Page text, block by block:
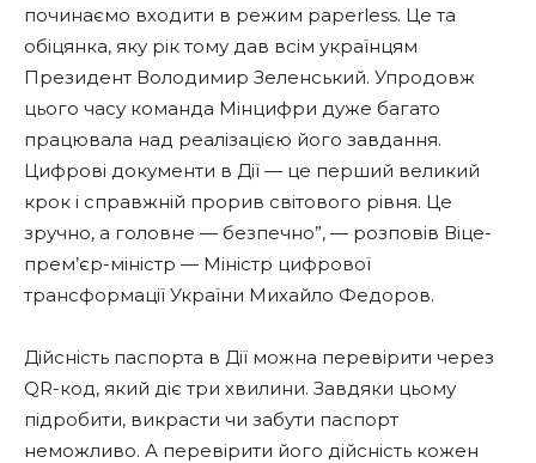
починаємо входити в режим paperless. Це та
обіцянка, яку рік тому дав всім українцям
Президент Володимир Зеленський. Упродовж
цього часу команда Мінцифри дуже багато
працювала над реалізацією його завдання.
Цифрові документи в Дії — це перший великий
крок і справжній прорив світового рівня. Це
зручно, а головне — безпечно”, — розповів Віце-
прем’єр-міністр — Міністр цифрової
трансформації України Михайло Федоров.
Дійсність паспорта в Дії можна перевірити через
QR-код, який діє три хвилини. Завдяки цьому
підробити, викрасти чи забути паспорт
неможливо. А перевірити його дійсність кожен